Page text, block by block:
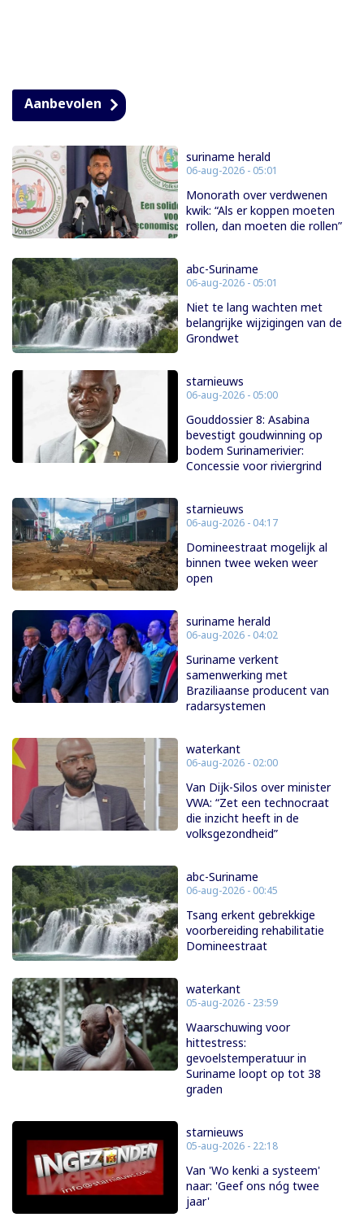
Aanbevolen
suriname herald
06-aug-2026 - 05:01
Monorath over verdwenen
kwik: “Als er koppen moeten
rollen, dan moeten die rollen”
abc-Suriname
06-aug-2026 - 05:01
Niet te lang wachten met
belangrijke wijzigingen van de
Grondwet
starnieuws
06-aug-2026 - 05:00
Gouddossier 8: Asabina
bevestigt goudwinning op
bodem Surinamerivier:
Concessie voor riviergrind
starnieuws
06-aug-2026 - 04:17
Domineestraat mogelijk al
binnen twee weken weer
open
suriname herald
06-aug-2026 - 04:02
Suriname verkent
samenwerking met
Braziliaanse producent van
radarsystemen
waterkant
06-aug-2026 - 02:00
Van Dijk-Silos over minister
VWA: “Zet een technocraat
die inzicht heeft in de
volksgezondheid”
abc-Suriname
06-aug-2026 - 00:45
Tsang erkent gebrekkige
voorbereiding rehabilitatie
Domineestraat
waterkant
05-aug-2026 - 23:59
Waarschuwing voor
hittestress:
gevoelstemperatuur in
Suriname loopt op tot 38
graden
starnieuws
05-aug-2026 - 22:18
Van 'Wo kenki a systeem'
naar: 'Geef ons nóg twee
jaar'